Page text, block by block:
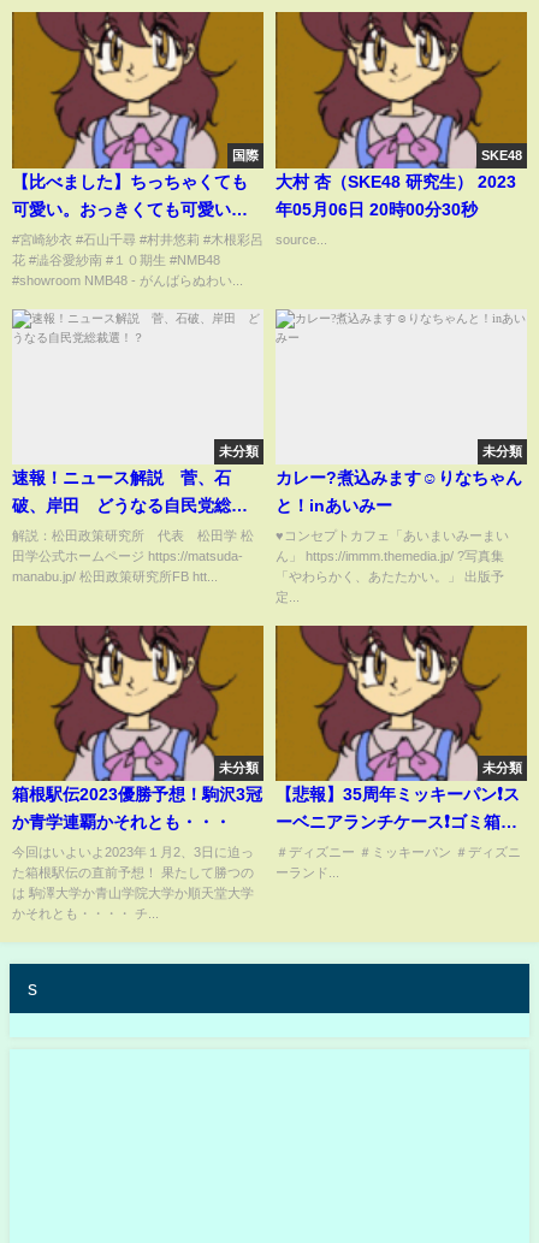
国際
【比べました】ちっちゃくても
可愛い。おっきくても可愛い。
どっちも可愛いんです。 2024年
09月28日【宮崎紗
衣/NMB/SHOWROOM】
#宮崎紗衣 #石山千尋 #村井悠莉 #木根彩呂
花 #澁谷愛紗南 #１０期生 #NMB48
#showroom NMB48 - がんばらぬわい...
SKE48
大村 杏（SKE48 研究生） 2023
年05月06日 20時00分30秒
source...
未分類
速報！ニュース解説 菅、石
破、岸田 どうなる自民党総裁
選！？
解説：松田政策研究所 代表 松田学 松
田学公式ホームページ https://matsuda-
manabu.jp/ 松田政策研究所FB htt...
未分類
カレー?煮込みます☺︎りなちゃん
と！inあいみー
♥コンセプトカフェ「あいまいみーまい
ん」 https://immm.themedia.jp/ ?写真集
「やわらかく、あたたかい。」 出版予
定...
未分類
箱根駅伝2023優勝予想！駒沢3冠
か青学連覇かそれとも・・・
今回はいよいよ2023年１月2、3日に迫っ
た箱根駅伝の直前予想！ 果たして勝つの
は 駒澤大学か青山学院大学か順天堂大学
かそれとも・・・・ チ...
未分類
【悲報】35周年ミッキーパン❗️ス
ーベニアランチケース❗️ゴミ箱に
捨てられてるってよ。
＃ディズニー ＃ミッキーパン ＃ディズニ
ーランド...
s